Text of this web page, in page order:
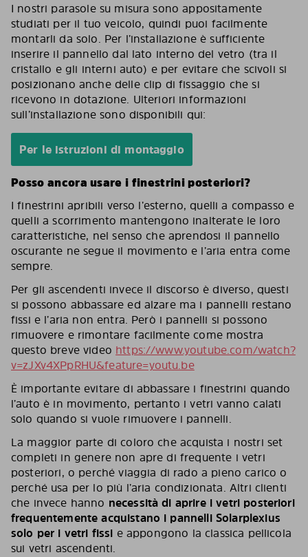
I nostri parasole su misura sono appositamente
studiati per il tuo veicolo, quindi puoi facilmente
montarli da solo. Per l’installazione è sufficiente
inserire il pannello dal lato interno del vetro (tra il
cristallo e gli interni auto) e per evitare che scivoli si
posizionano anche delle clip di fissaggio che si
ricevono in dotazione. Ulteriori informazioni
sull’installazione sono disponibili qui:
Per le istruzioni di montaggio
Posso ancora usare i finestrini posteriori?
I finestrini apribili verso l’esterno, quelli a compasso e
quelli a scorrimento mantengono inalterate le loro
caratteristiche, nel senso che aprendosi il pannello
oscurante ne segue il movimento e l’aria entra come
sempre.
Per gli ascendenti invece il discorso è diverso, questi
si possono abbassare ed alzare ma i pannelli restano
fissi e l’aria non entra. Però i pannelli si possono
rimuovere e rimontare facilmente come mostra
questo breve video https://www.youtube.com/watch?
v=zJXv4XPpRHU&feature=youtu.be
È importante evitare di abbassare i finestrini quando
l’auto è in movimento, pertanto i vetri vanno calati
solo quando si vuole rimuovere i pannelli.
La maggior parte di coloro che acquista i nostri set
completi in genere non apre di frequente i vetri
posteriori, o perché viaggia di rado a pieno carico o
perché usa per lo più l’aria condizionata. Altri clienti
che invece hanno necessità di aprire i vetri posteriori
frequentemente acquistano i pannelli Solarplexius
solo per i vetri fissi e appongono la classica pellicola
sui vetri ascendenti.